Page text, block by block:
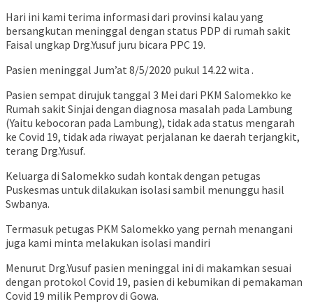
Hari ini kami terima informasi dari provinsi kalau yang
bersangkutan meninggal dengan status PDP di rumah sakit
Faisal ungkap Drg.Yusuf juru bicara PPC 19.
Pasien meninggal Jum’at 8/5/2020 pukul 14.22 wita .
Pasien sempat dirujuk tanggal 3 Mei dari PKM Salomekko ke
Rumah sakit Sinjai dengan diagnosa masalah pada Lambung
(Yaitu kebocoran pada Lambung), tidak ada status mengarah
ke Covid 19, tidak ada riwayat perjalanan ke daerah terjangkit,
terang Drg.Yusuf.
Keluarga di Salomekko sudah kontak dengan petugas
Puskesmas untuk dilakukan isolasi sambil menunggu hasil
Swbanya.
Termasuk petugas PKM Salomekko yang pernah menangani
juga kami minta melakukan isolasi mandiri
Menurut Drg.Yusuf pasien meninggal ini di makamkan sesuai
dengan protokol Covid 19, pasien di kebumikan di pemakaman
Covid 19 milik Pemprov di Gowa.